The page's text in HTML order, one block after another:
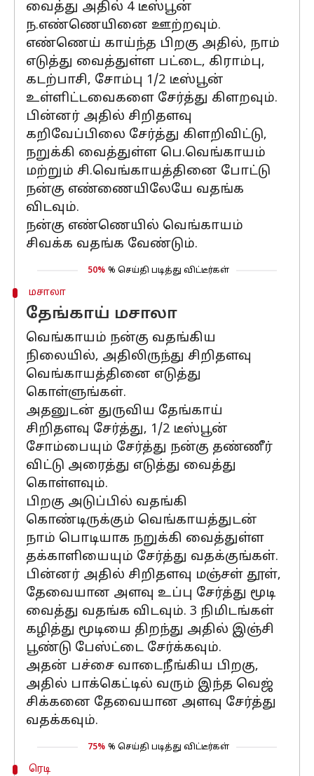
வைத்து அதில் 4 டீஸ்பூன்
ந.எண்ணெயினை ஊற்றவும்.
எண்ணெய் காய்ந்த பிறகு அதில், நாம்
எடுத்து வைத்துள்ள பட்டை, கிராம்பு,
கடற்பாசி, சோம்பு 1/2 டீஸ்பூன்
உள்ளிட்டவைகளை சேர்த்து கிளறவும்.
பின்னர் அதில் சிறிதளவு
கறிவேப்பிலை சேர்த்து கிளறிவிட்டு,
நறுக்கி வைத்துள்ள பெ.வெங்காயம்
மற்றும் சி.வெங்காயத்தினை போட்டு
நன்கு எண்ணையிலேயே வதங்க
விடவும்.
நன்கு எண்ணெயில் வெங்காயம்
சிவக்க வதங்க வேண்டும்.
50% % செய்தி படித்து விட்டீர்கள்
மசாலா
தேங்காய் மசாலா
வெங்காயம் நன்கு வதங்கிய
நிலையில், அதிலிருந்து சிறிதளவு
வெங்காயத்தினை எடுத்து
கொள்ளுங்கள்.
அதனுடன் துருவிய தேங்காய்
சிறிதளவு சேர்த்து, 1/2 டீஸ்பூன்
சோம்பையும் சேர்த்து நன்கு தண்ணீர்
விட்டு அரைத்து எடுத்து வைத்து
கொள்ளவும்.
பிறகு அடுப்பில் வதங்கி
கொண்டிருக்கும் வெங்காயத்துடன்
நாம் பொடியாக நறுக்கி வைத்துள்ள
தக்காளியையும் சேர்த்து வதக்குங்கள்.
பின்னர் அதில் சிறிதளவு மஞ்சள் தூள்,
தேவையான அளவு உப்பு சேர்த்து மூடி
வைத்து வதங்க விடவும். 3 நிமிடங்கள்
கழித்து மூடியை திறந்து அதில் இஞ்சி
பூண்டு பேஸ்ட்டை சேர்க்கவும்.
அதன் பச்சை வாடைநீங்கிய பிறகு,
அதில் பாக்கெட்டில் வரும் இந்த வெஜ்
சிக்கனை தேவையான அளவு சேர்த்து
வதக்கவும்.
75% % செய்தி படித்து விட்டீர்கள்
ரெடி